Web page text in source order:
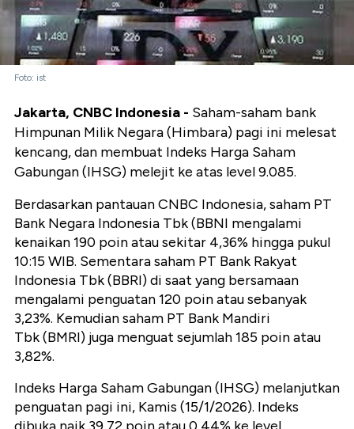
Foto: ist
Jakarta, CNBC Indonesia - Saham-saham bank
Himpunan Milik Negara (Himbara) pagi ini melesat
kencang, dan membuat Indeks Harga Saham
Gabungan (IHSG) melejit ke atas level 9.085.
Berdasarkan pantauan CNBC Indonesia, saham PT
Bank Negara Indonesia Tbk (BBNI mengalami
kenaikan 190 poin atau sekitar 4,36% hingga pukul
10:15 WIB. Sementara saham PT Bank Rakyat
Indonesia Tbk (BBRI) di saat yang bersamaan
mengalami penguatan 120 poin atau sebanyak
3,23%. Kemudian saham PT Bank Mandiri
Tbk (BMRI) juga menguat sejumlah 185 poin atau
3,82%.
Indeks Harga Saham Gabungan (IHSG) melanjutkan
penguatan pagi ini, Kamis (15/1/2026). Indeks
dibuka naik 39,72 poin atau 0,44% ke level